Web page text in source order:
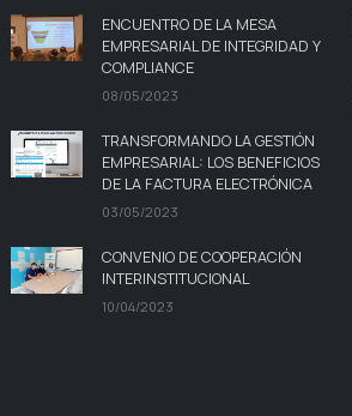
ENCUENTRO DE LA MESA
EMPRESARIAL DE INTEGRIDAD Y
COMPLIANCE
08/05/2023
TRANSFORMANDO LA GESTIÓN
EMPRESARIAL: LOS BENEFICIOS
DE LA FACTURA ELECTRÓNICA
03/05/2023
CONVENIO DE COOPERACIÓN
INTERINSTITUCIONAL
10/04/2023